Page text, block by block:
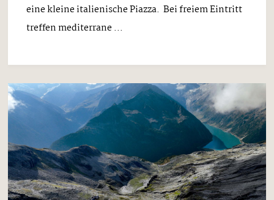
eine kleine italienische Piazza. Bei freiem Eintritt
treffen mediterrane ...